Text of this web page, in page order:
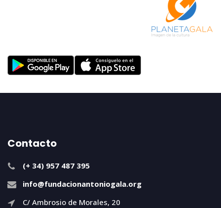
Contacto
(+ 34) 957 487 395
info@fundacionantoniogala.org
C/ Ambrosio de Morales, 20